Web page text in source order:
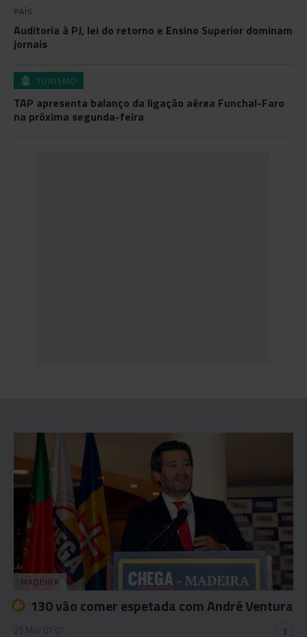
PAÍS
Auditoria à PJ, lei do retorno e Ensino Superior dominam
jornais
TURISMO
TAP apresenta balanço da ligação aérea Funchal-Faro
na próxima segunda-feira
MADEIRA
130 vão comer espetada com André Ventura
25 Mar 07:07 3